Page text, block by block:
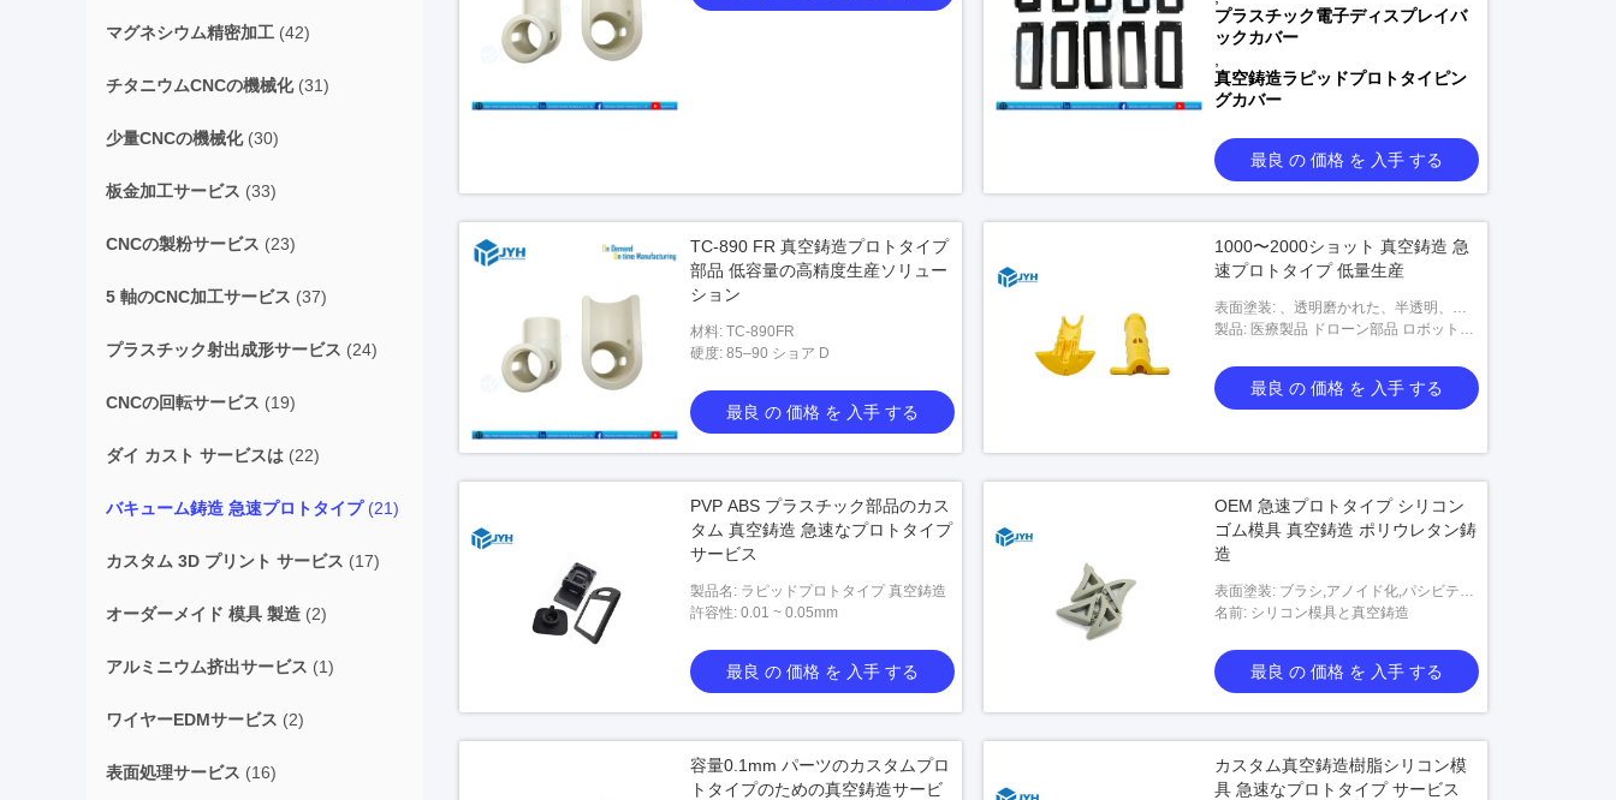
マグネシウム精密加工 (42)
チタニウムCNCの機械化(31)
少量CNCの機械化(30)
板金加工サービス (33)
CNCの製粉サービス (23)
5 軸のCNC加工サービス (37)
プラスチック射出成形サービス (24)
CNCの回転サービス (19)
ダイ カスト サービスは (22)
バキューム鋳造 急速プロトタイプ(21)
カスタム 3D プリント サービス (17)
オーダーメイド 模具 製造 (2)
アルミニウム挤出サービス (1)
ワイヤーEDMサービス (2)
表面処理サービス (16)
プラスチック電子ディスプレイバ
ックカバー
真空鋳造ラピッドプロトタイピン
グカバー
最良 の 価格 を 入手 する
TC-890 FR 真空鋳造プロトタイプ
部品 低容量の高精度生産ソリュー
ション
材料: TC-890FR
硬度: 85–90 ショア D
最良 の 価格 を 入手 する
1000〜2000ショット 真空鋳造 急
速プロトタイプ 低量生産
表面塗装: 、透明磨かれた、半透明、
semi-transparent、粉のコーティング、
ひびの絵画、シルクスクリーンの印刷、
金属絵画、ひびの絵画、シルクスクリー
製品: 医療製品 ドローン部品 ロボット製
最良 の 価格 を 入手 する
PVP ABS プラスチック部品のカス
タム 真空鋳造 急速なプロトタイプ
サービス
製品名: ラピッドプロトタイプ 真空鋳造
許容性: 0.01 ~ 0.05mm
最良 の 価格 を 入手 する
OEM 急速プロトタイプ シリコン
ゴム模具 真空鋳造 ポリウレタン鋳
造
表面塗装: ブラシ,アノイド化,パシビテー
ション,ニッケル,クロム,亜鉛
名前: シリコン模具と真空鋳造
最良 の 価格 を 入手 する
容量0.1mm パーツのカスタムプロ
トタイプのための真空鋳造サービ
カスタム真空鋳造樹脂シリコン模
具 急速なプロトタイプ サービス